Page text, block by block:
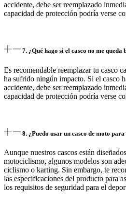
accidente, debe ser reemplazado
capacidad de protección podría verse
7. ¿Qué hago si el casco no me queda
Es recomendable reemplazar tu casco
ha sufrido ningún impacto. Si el casco
accidente, debe ser reemplazado
capacidad de protección podría verse
8. ¿Puedo usar un casco de moto
Aunque nuestros cascos están
motociclismo, algunos modelos son
ciclismo o karting. Sin embargo, te
las especificaciones del producto para
los requisitos de seguridad para el